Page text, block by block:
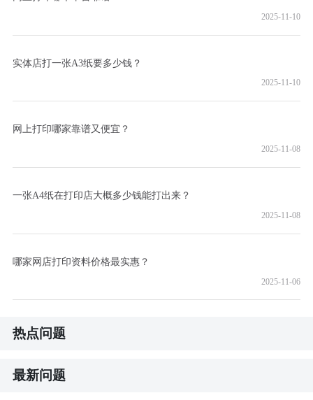
2025-11-10
实体店打一张A3纸要多少钱？
2025-11-10
网上打印哪家靠谱又便宜？
2025-11-08
一张A4纸在打印店大概多少钱能打出来？
2025-11-08
哪家网店打印资料价格最实惠？
2025-11-06
热点问题
最新问题